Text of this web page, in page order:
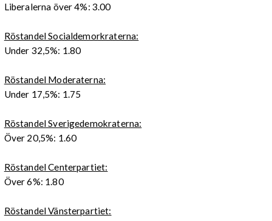
Liberalerna över 4%: 3.00
Röstandel Socialdemorkraterna:
Under 32,5%: 1.80
Röstandel Moderaterna:
Under 17,5%: 1.75
Röstandel Sverigedemokraterna:
Över 20,5%: 1.60
Röstandel Centerpartiet:
Över 6%: 1.80
Röstandel Vänsterpartiet: